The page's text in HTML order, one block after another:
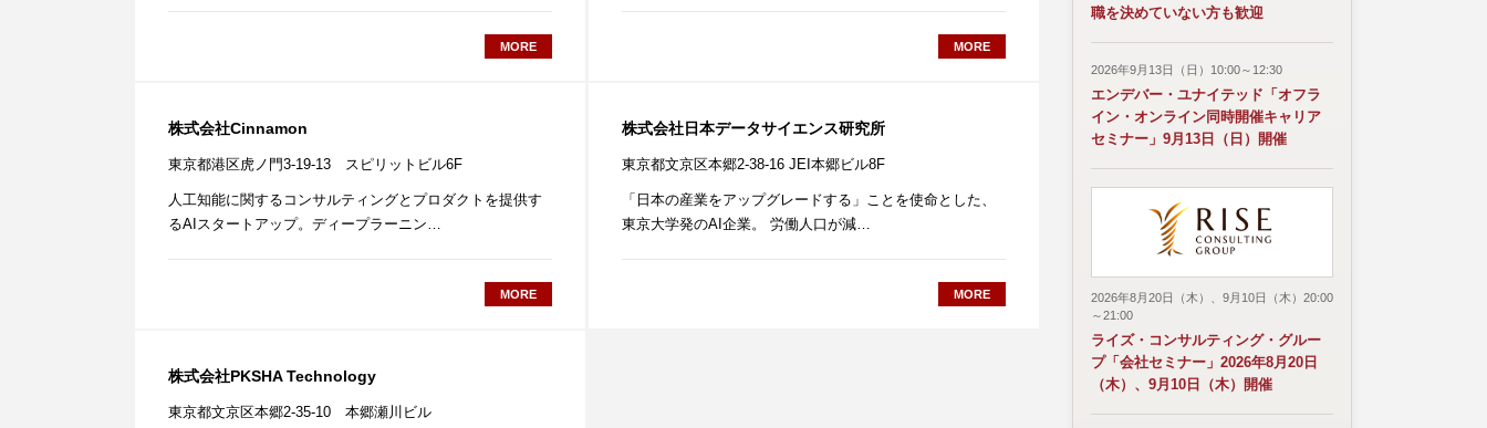
MORE MORE
株式会社Cinnamon
東京都港区虎ノ門3-19-13 スピリットビル6F
人工知能に関するコンサルティングとプロダクトを提供す
るAIスタートアップ。ディープラーニン…
MORE
株式会社日本データサイエンス研究所
東京都文京区本郷2-38-16 JEI本郷ビル8F
「日本の産業をアップグレードする」ことを使命とした、
東京大学発のAI企業。 労働人口が減…
MORE
株式会社PKSHA Technology
東京都文京区本郷2-35-10 本郷瀬川ビル
職を決めていない方も歓迎
2026年9月13日（日）10:00～12:30
エンデバー・ユナイテッド「オフラ
イン・オンライン同時開催キャリア
セミナー」9月13日（日）開催
2026年8月20日（木）、9月10日（木）20:00
～21:00
ライズ・コンサルティング・グルー
プ「会社セミナー」2026年8月20日
（木）、9月10日（木）開催